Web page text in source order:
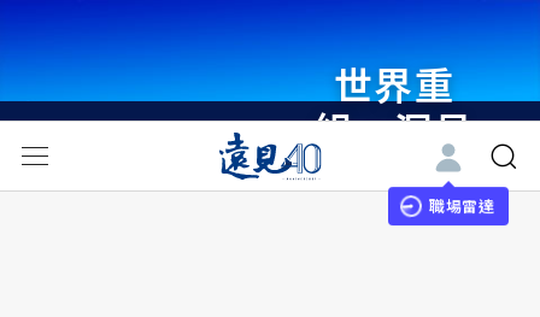
世界重
組・洞見
未來 與
世界領袖
職場雷達